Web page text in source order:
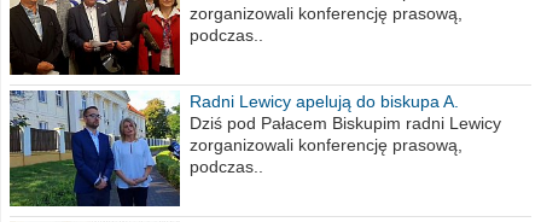
zorganizowali konferencję prasową,
podczas..
Radni Lewicy apelują do biskupa A.
Wiesława Meringa
Dziś pod Pałacem Biskupim radni Lewicy
zorganizowali konferencję prasową,
podczas..